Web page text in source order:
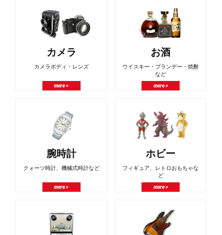
カメラ
カメラボディ・レンズ
more >
お酒
ウイスキー・ブランデー・焼酎
など
more >
腕時計
クォーツ時計、機械式時計など
more >
ホビー
フィギュア、レトロおもちゃな
ど
more >